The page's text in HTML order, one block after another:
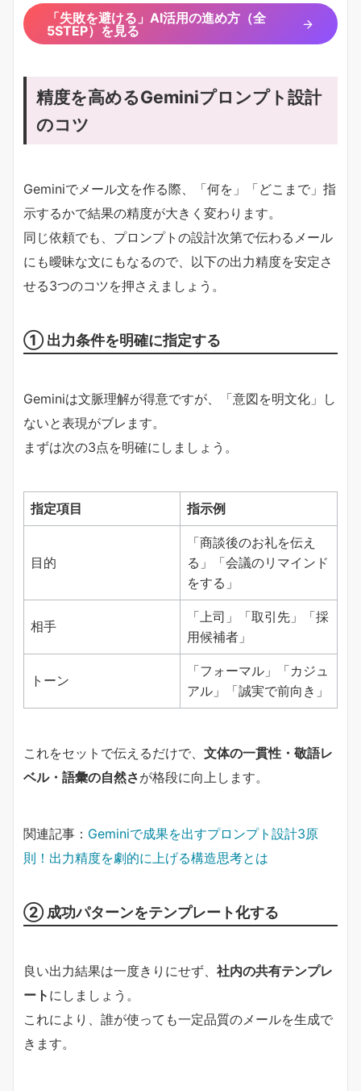
「失敗を避ける」AI活用の進め方（全
5STEP）を見る
精度を高めるGeminiプロンプト設計
のコツ
Geminiでメール文を作る際、「何を」「どこまで」指
示するかで結果の精度が大きく変わります。
同じ依頼でも、プロンプトの設計次第で伝わるメール
にも曖昧な文にもなるので、以下の出力精度を安定さ
せる3つのコツを押さえましょう。
① 出力条件を明確に指定する
Geminiは文脈理解が得意ですが、「意図を明文化」し
ないと表現がブレます。
まずは次の3点を明確にしましょう。
指定項目 指示例
目的
「商談後のお礼を伝え
る」「会議のリマインド
をする」
相手
「上司」「取引先」「採
用候補者」
トーン
「フォーマル」「カジュ
アル」「誠実で前向き」
これをセットで伝えるだけで、 文体の一貫性・敬語レ
ベル・語彙の自然さが格段に向上します。
関連記事： Geminiで成果を出すプロンプト設計3原
則！出力精度を劇的に上げる構造思考とは
② 成功パターンをテンプレート化する
良い出力結果は一度きりにせず、 社内の共有テンプレ
ート にしましょう。
これにより、誰が使っても一定品質のメールを生成で
きます。